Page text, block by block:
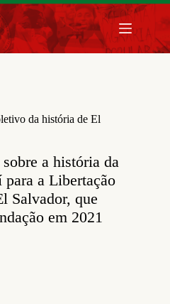
da história de El
a história da
a Libertação
Salvador, que
em 2021